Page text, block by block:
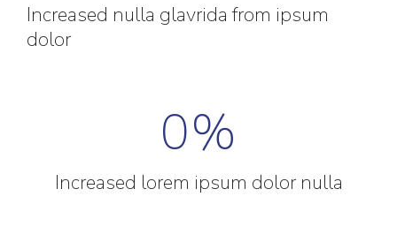
Increased nulla glavrida from ipsum
dolor
Increased lorem ipsum dolor nulla
0%